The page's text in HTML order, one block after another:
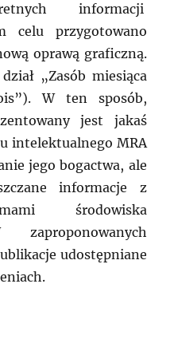
informacji
celu przygotowano
oprawą graficzną.
„Zasób miesiąca
W ten sposób,
jest jakaś
intelektualnego MRA
jego bogactwa, ale
informacje z
środowiska
zaproponowanych
udostępniane